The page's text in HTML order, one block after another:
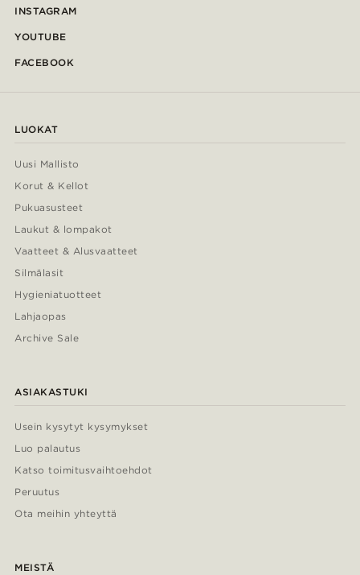
INSTAGRAM
YOUTUBE
FACEBOOK
LUOKAT
Uusi Mallisto
Korut & Kellot
Pukuasusteet
Laukut & lompakot
Vaatteet & Alusvaatteet
Silmälasit
Hygieniatuotteet
Lahjaopas
Archive Sale
ASIAKASTUKI
Usein kysytyt kysymykset
Luo palautus
Katso toimitusvaihtoehdot
Peruutus
Ota meihin yhteyttä
MEISTÄ